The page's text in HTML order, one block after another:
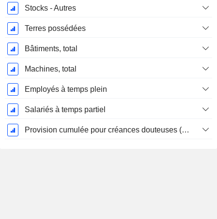
Stocks - Autres
Terres possédées
Bâtiments, total
Machines, total
Employés à temps plein
Salariés à temps partiel
Provision cumulée pour créances douteuses (Supple)